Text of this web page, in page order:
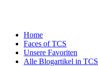
Home
Faces of TCS
Unsere Favoriten
Alle Blogartikel in TCS